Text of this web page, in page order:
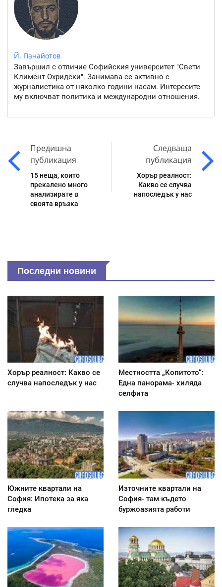
Й. Панайотов
Завършил с отличие Софийския университет "Свети
Климент Охридски". Занимава се активно с
журналистика от няколко години насам. Интересите
му включват политика и международни отношения.
Предишна
публикация
15 неща, които
прекалено много
анализирате в
своята връзка
Следваща
публикация
Хорър реалност:
Какво се случва
напоследък у нас
Последни новини
Хорър реалност: Какво се
случва напоследък у нас
Местността „Копитото“:
Една панорама- хиляда
селфита
Южните квартали на
София: Ипотека за яка
гледка
Източните квартали на
София- там където
буржоазията работи